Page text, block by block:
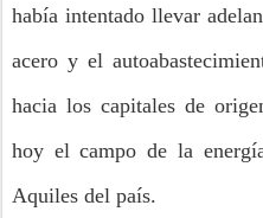
había intentado llevar
acero y el
hacia los capitales de
hoy el campo de la
Aquiles del país.